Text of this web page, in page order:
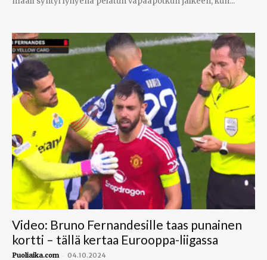
Video: Bruno Fernandesille taas punainen
kortti – tällä kertaa Eurooppa-liigassa
Puoliaika.com - 04.10.2024